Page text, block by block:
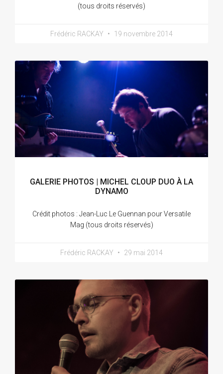
(tous droits réservés)
Frédéric RACKAY 19 novembre 2014
GALERIE PHOTOS | MICHEL CLOUP DUO À LA
DYNAMO
Crédit photos : Jean-Luc Le Guennan pour Versatile
Mag (tous droits réservés)
Frédéric RACKAY 29 mai 2014